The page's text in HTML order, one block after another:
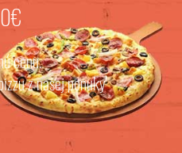
cenu.
z našej ponuky